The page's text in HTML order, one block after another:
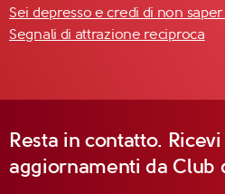
Sei depresso e credi di non
Segnali di attrazione reciproca
Resta in contatto.
aggiornamenti da Club